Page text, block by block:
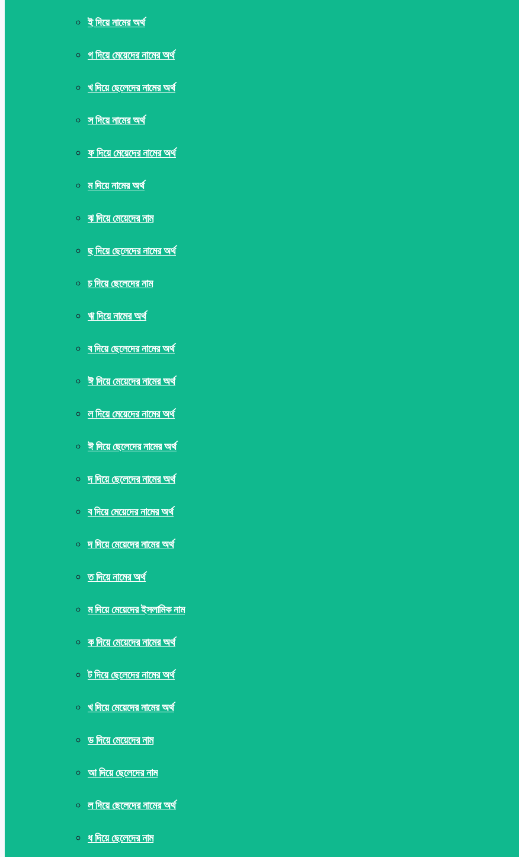
ই দিয়ে নামের অর্থ
গ দিয়ে মেয়েদের নামের অর্থ
খ দিয়ে ছেলেদের নামের অর্থ
স দিয়ে নামের অর্থ
ফ দিয়ে মেয়েদের নামের অর্থ
ম দিয়ে নামের অর্থ
ঝ দিয়ে মেয়েদের নাম
ছ দিয়ে ছেলেদের নামের অর্থ
চ দিয়ে ছেলেদের নাম
ঋ দিয়ে নামের অর্থ
ব দিয়ে ছেলেদের নামের অর্থ
ঈ দিয়ে মেয়েদের নামের অর্থ
ল দিয়ে মেয়েদের নামের অর্থ
ঈ দিয়ে ছেলেদের নামের অর্থ
দ দিয়ে ছেলেদের নামের অর্থ
ব দিয়ে মেয়েদের নামের অর্থ
দ দিয়ে মেয়েদের নামের অর্থ
ত দিয়ে নামের অর্থ
ম দিয়ে মেয়েদের ইসলামিক নাম
ক দিয়ে মেয়েদের নামের অর্থ
ট দিয়ে ছেলেদের নামের অর্থ
খ দিয়ে মেয়েদের নামের অর্থ
ড দিয়ে মেয়েদের নাম
আ দিয়ে ছেলেদের নাম
ল দিয়ে ছেলেদের নামের অর্থ
ধ দিয়ে ছেলেদের নাম